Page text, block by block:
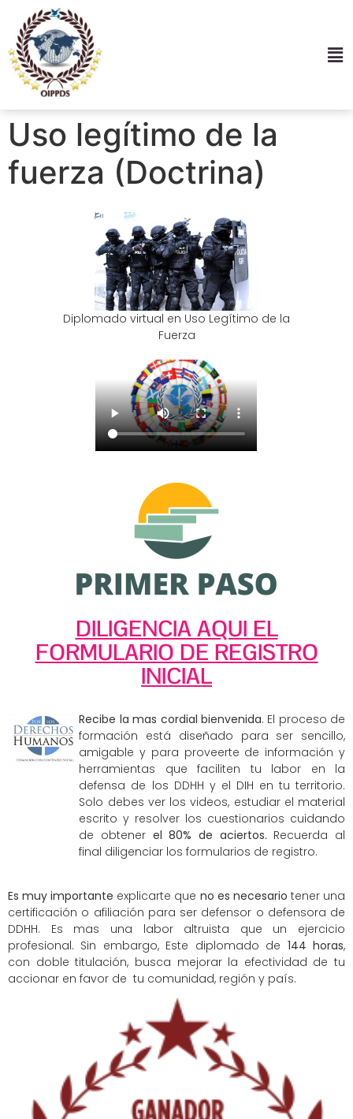
Uso legítimo de la
fuerza (Doctrina)
Diplomado virtual en Uso Legítimo de la
Fuerza
DILIGENCIA AQUI EL
FORMULARIO DE REGISTRO
INICIAL
Recibe la mas cordial bienvenida. El proceso de
formación está diseñado para ser sencillo,
amigable y para proveerte de información y
herramientas que faciliten tu labor en la
defensa de los DDHH y el DIH en tu territorio.
Solo debes ver los videos, estudiar el material
escrito y resolver los cuestionarios cuidando
de obtener el 80% de aciertos. Recuerda al
final diligenciar los formularios de registro.
Es muy importante explicarte que no es necesario tener una
certificación o afiliación para ser defensor o defensora de
DDHH. Es mas una labor altruista que un ejercicio
profesional. Sin embargo, Este diplomado de 144 horas,
con doble titulación, busca mejorar la efectividad de tu
accionar en favor de tu comunidad, región y país.